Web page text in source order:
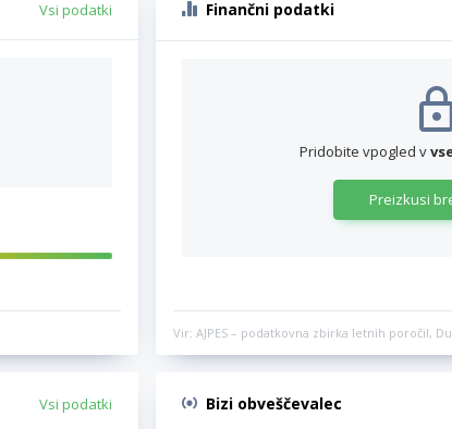
Vsi podatki Finančni podatki
Pridobite vpogled v
Preizkusi
Vir: AJPES – podatkovna zbirka letnih poročil,
Vsi podatki Bizi obveščevalec